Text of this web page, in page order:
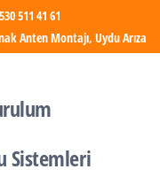
511 41 61
Anten Montajı, Uydu Arıza
Sistemleri